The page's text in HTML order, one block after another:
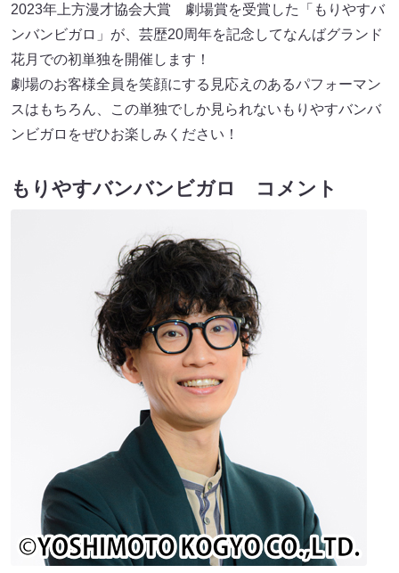
2023年上方漫才協会大賞 劇場賞を受賞した「もりやすバ
ンバンビガロ」が、芸歴20周年を記念してなんばグランド
花月での初単独を開催します！
劇場のお客様全員を笑顔にする見応えのあるパフォーマン
スはもちろん、この単独でしか見られないもりやすバンバ
ンビガロをぜひお楽しみください！
もりやすバンバンビガロ コメント